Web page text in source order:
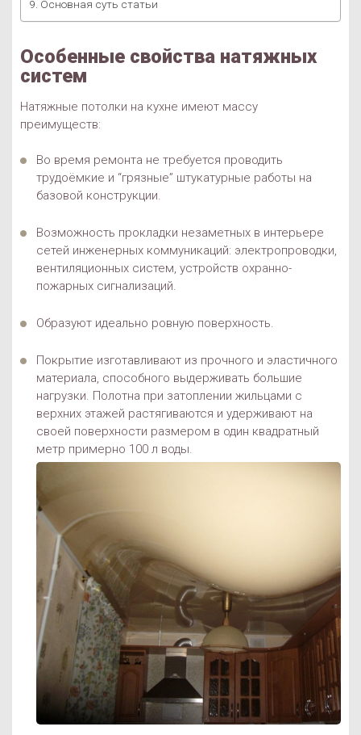
Основная суть статьи
Особенные свойства натяжных
систем
Натяжные потолки на кухне имеют массу
преимуществ:
Во время ремонта не требуется проводить
трудоёмкие и “грязные” штукатурные работы на
базовой конструкции.
Возможность прокладки незаметных в интерьере
сетей инженерных коммуникаций: электропроводки,
вентиляционных систем, устройств охранно-
пожарных сигнализаций.
Образуют идеально ровную поверхность.
Покрытие изготавливают из прочного и эластичного
материала, способного выдерживать большие
нагрузки. Полотна при затоплении жильцами с
верхних этажей растягиваются и удерживают на
своей поверхности размером в один квадратный
метр примерно 100 л воды.